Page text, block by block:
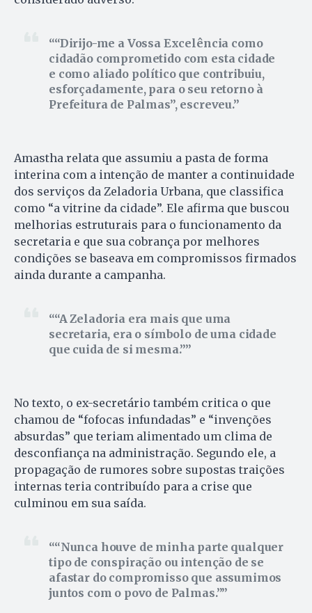
“Dirijo-me a Vossa Excelência como
cidadão comprometido com esta cidade
e como aliado político que contribuiu,
esforçadamente, para o seu retorno à
Prefeitura de Palmas”, escreveu.
Amastha relata que assumiu a pasta de forma
interina com a intenção de manter a continuidade
dos serviços da Zeladoria Urbana, que classifica
como “a vitrine da cidade”. Ele afirma que buscou
melhorias estruturais para o funcionamento da
secretaria e que sua cobrança por melhores
condições se baseava em compromissos firmados
ainda durante a campanha.
“A Zeladoria era mais que uma
secretaria, era o símbolo de uma cidade
que cuida de si mesma.”
No texto, o ex-secretário também critica o que
chamou de “fofocas infundadas” e “invenções
absurdas” que teriam alimentado um clima de
desconfiança na administração. Segundo ele, a
propagação de rumores sobre supostas traições
internas teria contribuído para a crise que
culminou em sua saída.
“Nunca houve de minha parte qualquer
tipo de conspiração ou intenção de se
afastar do compromisso que assumimos
juntos com o povo de Palmas.”